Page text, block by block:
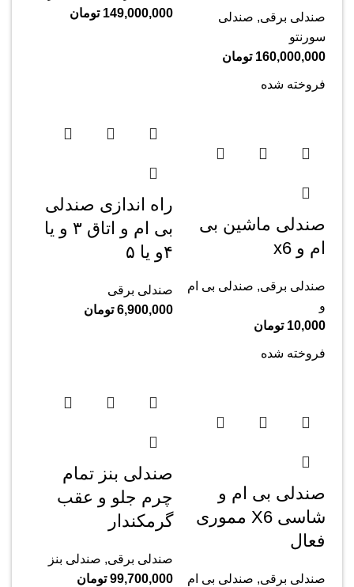
صندلی برقی, صندلی
سورنتو
160,000,000 تومان
149,000,000 تومان
فروخته شده
صندلی ماشین بی
ام و x6
صندلی برقی, صندلی بی ام
و
10,000 تومان
راه اندازی صندلی
بی ام و اتاق ۳ و یا
۴و یا ۵
صندلی برقی
6,900,000 تومان
فروخته شده
صندلی بی ام و
شاسی X6 مموری
فعال
صندلی برقی, صندلی بی ام
صندلی بنز تمام
چرم جلو و عقب
گرمکندار
صندلی برقی, صندلی بنز
99,700,000 تومان